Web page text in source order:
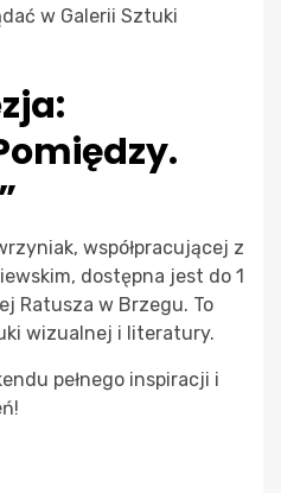
w Galerii Sztuki
współpracującej z
dostępna jest do 1
Ratusza w Brzegu. To
wizualnej i literatury.
pełnego inspiracji i